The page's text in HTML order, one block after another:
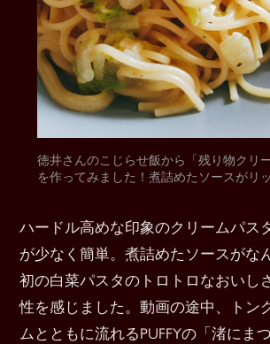
徳井さんのこじらせ飯から「残り物クリ
を作ってみました！煮詰めたソースがリ
ハードル高めな印象のクリームパス
が少なく簡単。煮詰めたソースがな
初の白菜パスタのトロトロなおいし
性を感じました。動画の途中、トン
ムとともに流れるPUFFYの「渚にま